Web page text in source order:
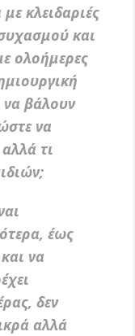
κλειδαριές
και
ολοήμερες
βάλουν
να
τι
έως
να
δεν
αλλά